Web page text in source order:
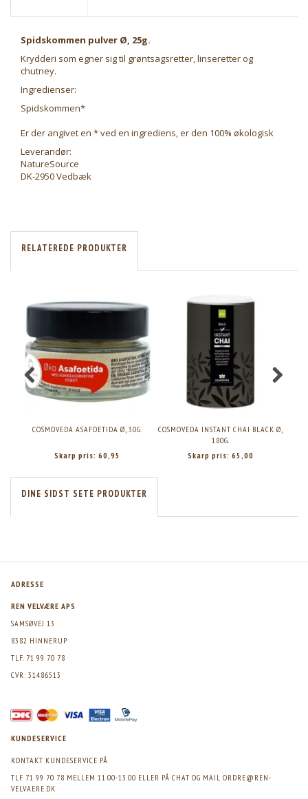
Spidskommen pulver Ø, 25g.
Krydderi som egner sig til grøntsagsretter, linseretter og
chutney.
Ingredienser:
Spidskommen*
Er der angivet en * ved en ingrediens, er den 100% økologisk
Leverandør:
NatureSource
DK-2950 Vedbæk
RELATEREDE PRODUKTER
COSMOVEDA ASAFOETIDA Ø, 30G.
Skarp pris: 60,95
COSMOVEDA INSTANT CHAI BLACK Ø,
180G.
Skarp pris: 65,00
DINE SIDST SETE PRODUKTER
ADRESSE
REN VELVÆRE APS
SAMSØVEJ 13
8382 HINNERUP
TLF. 71 99 70 78
CVR: 31486513
KUNDESERVICE
KONTAKT KUNDESERVICE PÅ
TLF 71 99 70 78 MELLEM 11.00-13.00 ELLER PÅ CHAT OG MAIL ORDRE@REN-
VELVAERE.DK